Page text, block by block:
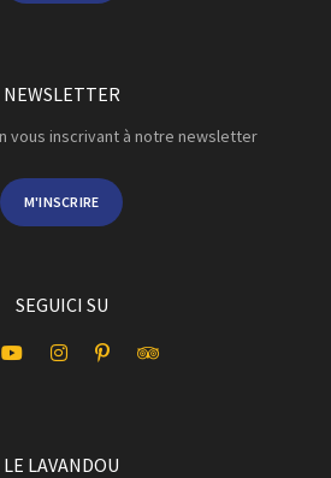
NEWSLETTER
vous inscrivant à notre newsletter
M'INSCRIRE
SEGUICI SU
LE LAVANDOU